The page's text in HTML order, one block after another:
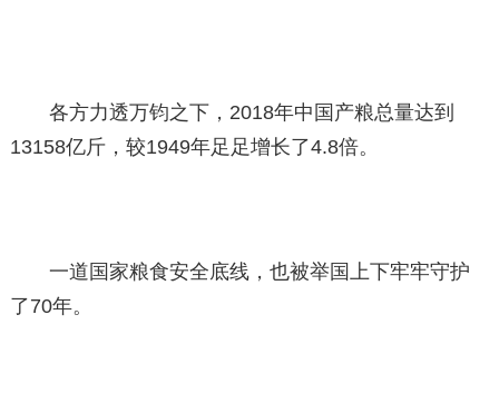
各方力透万钧之下，2018年中国产粮总量达到
13158亿斤，较1949年足足增长了4.8倍。
一道国家粮食安全底线，也被举国上下牢牢守护
了70年。